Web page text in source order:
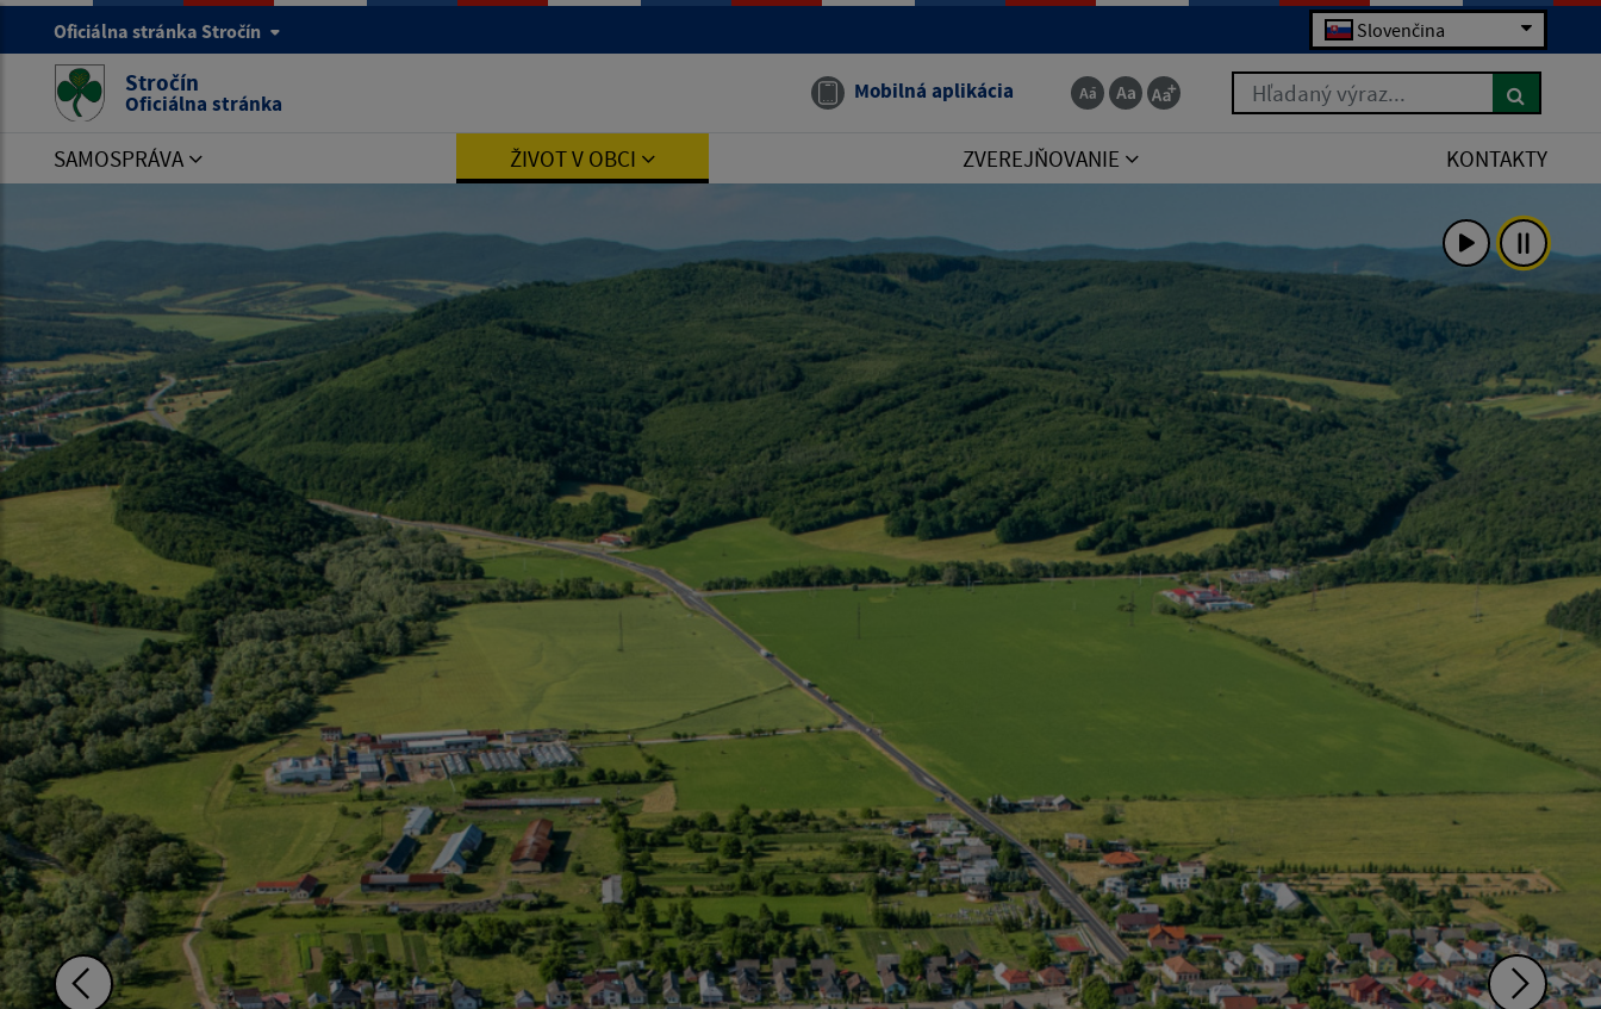
Oficiálna stránka Stročín Slovenčina
Stročín
Oficiálna stránka Mobilná aplikácia Hľadaný výraz...
SAMOSPRÁVA ŽIVOT V OBCI ZVEREJŇOVANIE KONTAKTY